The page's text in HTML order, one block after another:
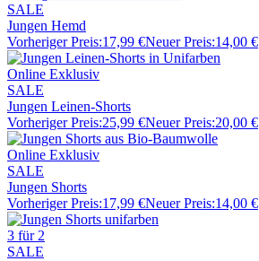
SALE
Jungen Hemd
Vorheriger Preis:17,99 €Neuer Preis:14,00 €
Online Exklusiv
SALE
Jungen Leinen-Shorts
Vorheriger Preis:25,99 €Neuer Preis:20,00 €
Online Exklusiv
SALE
Jungen Shorts
Vorheriger Preis:17,99 €Neuer Preis:14,00 €
3 für 2
SALE